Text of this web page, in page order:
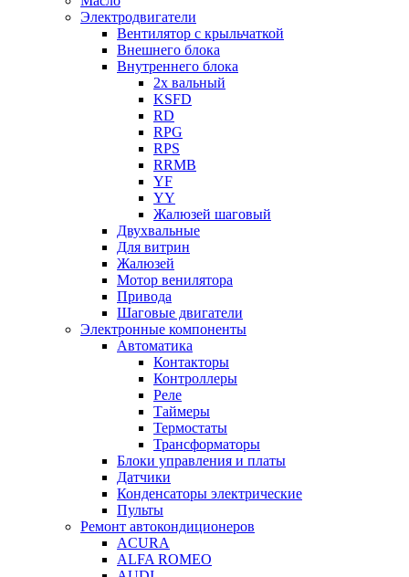
Электродвигатели
Вентилятор с крыльчаткой
Внешнего блока
Внутреннего блока
2х вальный
KSFD
RD
RPG
RPS
RRMB
YF
YY
Жалюзей шаговый
Двухвальные
Для витрин
Жалюзей
Мотор венилятора
Привода
Шаговые двигатели
Электронные компоненты
Автоматика
Контакторы
Контроллеры
Реле
Таймеры
Термостаты
Трансформаторы
Блоки управления и платы
Датчики
Конденсаторы электрические
Пульты
Ремонт автокондиционеров
ACURA
ALFA ROMEO